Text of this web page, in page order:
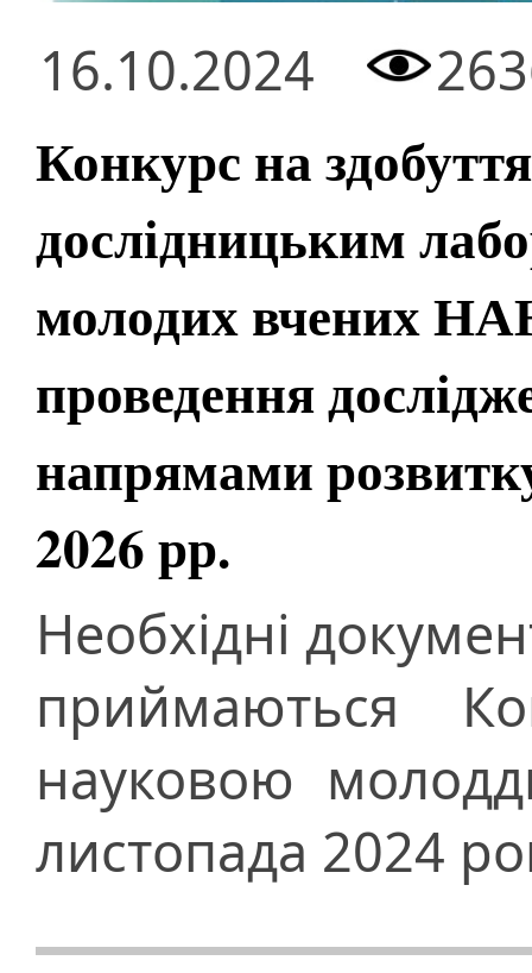
16.10.2024
Конкурс на
дослідницьким
молодих вчених
проведення
напрямами
2026 рр.
Необхідні
приймаються
науковою
листопада 2024